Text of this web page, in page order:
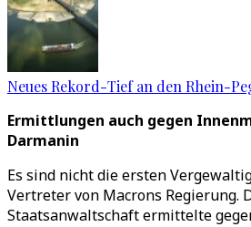
Neues Rekord-Tief an den Rhein-
Ermittlungen auch gegen
Darmanin
Es sind nicht die ersten
Vertreter von Macrons Regierung.
Staatsanwaltschaft ermittelte